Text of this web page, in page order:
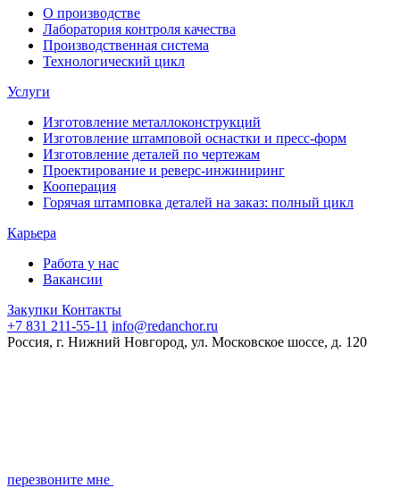
О производстве
Лаборатория контроля качества
Производственная система
Технологический цикл
Услуги
Изготовление металлоконструкций
Изготовление штамповой оснастки и пресс-форм
Изготовление деталей по чертежам
Проектирование и реверс-инжиниринг
Кооперация
Горячая штамповка деталей на заказ: полный цикл
Карьера
Работа у нас
Вакансии
Закупки Контакты
+7 831 211-55-11 info@redanchor.ru
Россия, г. Нижний Новгород, ул. Московское шоссе, д. 120
перезвоните мне